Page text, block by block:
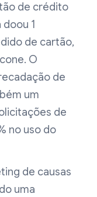
de crédito
1
de cartão,
O
de
um
de
no uso do
de causas
uma